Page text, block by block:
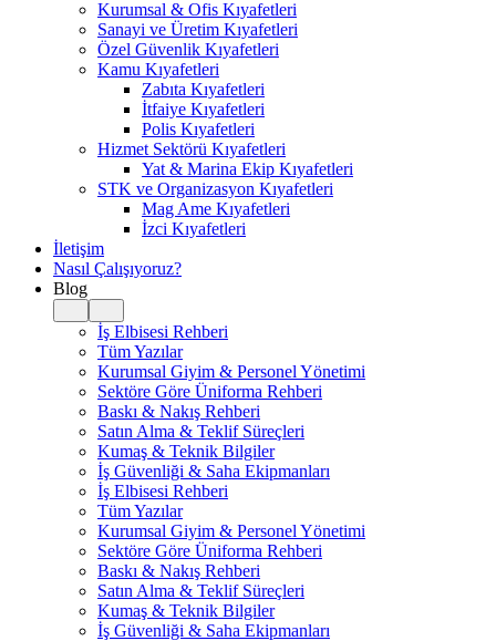
Kurumsal & Ofis Kıyafetleri
Sanayi ve Üretim Kıyafetleri
Özel Güvenlik Kıyafetleri
Kamu Kıyafetleri
Zabıta Kıyafetleri
İtfaiye Kıyafetleri
Polis Kıyafetleri
Hizmet Sektörü Kıyafetleri
Yat & Marina Ekip Kıyafetleri
STK ve Organizasyon Kıyafetleri
Mag Ame Kıyafetleri
İzci Kıyafetleri
İletişim
Nasıl Çalışıyoruz?
Blog
İş Elbisesi Rehberi
Tüm Yazılar
Kurumsal Giyim & Personel Yönetimi
Sektöre Göre Üniforma Rehberi
Baskı & Nakış Rehberi
Satın Alma & Teklif Süreçleri
Kumaş & Teknik Bilgiler
İş Güvenliği & Saha Ekipmanları
İş Elbisesi Rehberi
Tüm Yazılar
Kurumsal Giyim & Personel Yönetimi
Sektöre Göre Üniforma Rehberi
Baskı & Nakış Rehberi
Satın Alma & Teklif Süreçleri
Kumaş & Teknik Bilgiler
İş Güvenliği & Saha Ekipmanları